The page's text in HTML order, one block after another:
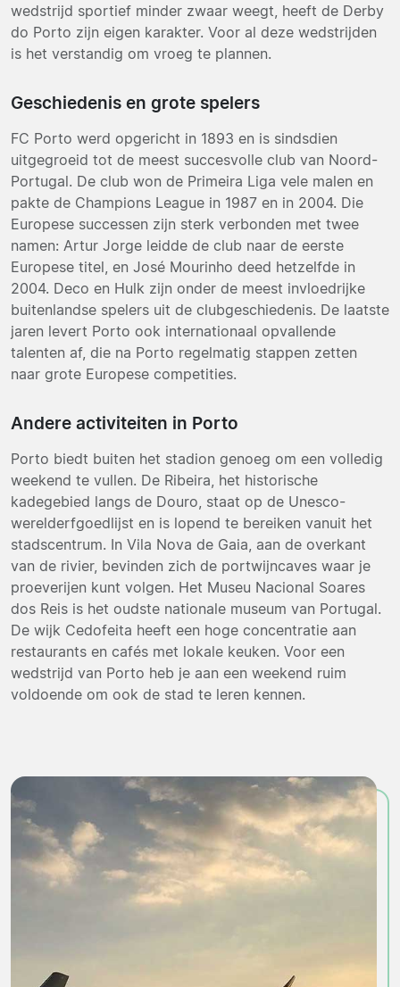
wedstrijd sportief minder zwaar weegt, heeft de Derby
do Porto zijn eigen karakter. Voor al deze wedstrijden
is het verstandig om vroeg te plannen.
Geschiedenis en grote spelers
FC Porto werd opgericht in 1893 en is sindsdien
uitgegroeid tot de meest succesvolle club van Noord-
Portugal. De club won de Primeira Liga vele malen en
pakte de Champions League in 1987 en in 2004. Die
Europese successen zijn sterk verbonden met twee
namen: Artur Jorge leidde de club naar de eerste
Europese titel, en José Mourinho deed hetzelfde in
2004. Deco en Hulk zijn onder de meest invloedrijke
buitenlandse spelers uit de clubgeschiedenis. De laatste
jaren levert Porto ook internationaal opvallende
talenten af, die na Porto regelmatig stappen zetten
naar grote Europese competities.
Andere activiteiten in Porto
Porto biedt buiten het stadion genoeg om een volledig
weekend te vullen. De Ribeira, het historische
kadegebied langs de Douro, staat op de Unesco-
werelderfgoedlijst en is lopend te bereiken vanuit het
stadscentrum. In Vila Nova de Gaia, aan de overkant
van de rivier, bevinden zich de portwijncaves waar je
proeverijen kunt volgen. Het Museu Nacional Soares
dos Reis is het oudste nationale museum van Portugal.
De wijk Cedofeita heeft een hoge concentratie aan
restaurants en cafés met lokale keuken. Voor een
wedstrijd van Porto heb je aan een weekend ruim
voldoende om ook de stad te leren kennen.